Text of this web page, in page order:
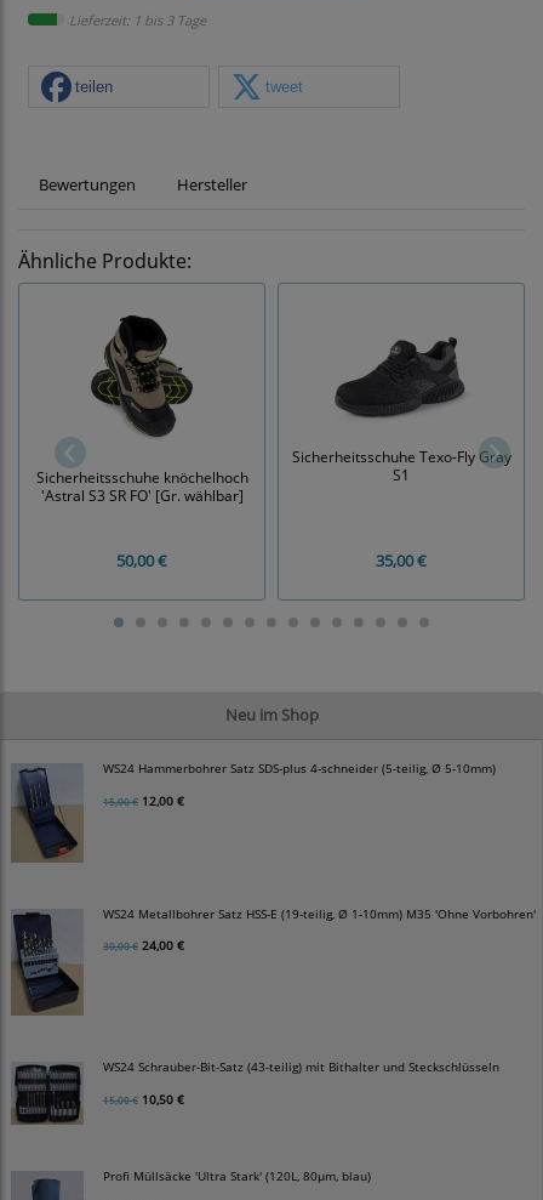
Neu im Shop
WS24 Hammerbohrer Satz SDS-plus 4-schneider (5-teilig, Ø 5-10mm)
15,00 € 12,00 €
WS24 Metallbohrer Satz HSS-E (19-teilig, Ø 1-10mm) M35 'Ohne Vorbohren'
30,00 € 24,00 €
WS24 Schrauber-Bit-Satz (43-teilig) mit Bithalter und Steckschlüsseln
15,00 € 10,50 €
Profi Müllsäcke 'Ultra Stark' (120L, 80µm, blau)
Lieferzeit: 1 bis 3 Tage
teilen tweet
Bewertungen Hersteller
Ähnliche Produkte:
Sicherheitsschuhe knöchelhoch
'Astral S3 SR FO' [Gr. wählbar]
50,00 €
Sicherheitsschuhe Texo-Fly Gray
S1
35,00 €